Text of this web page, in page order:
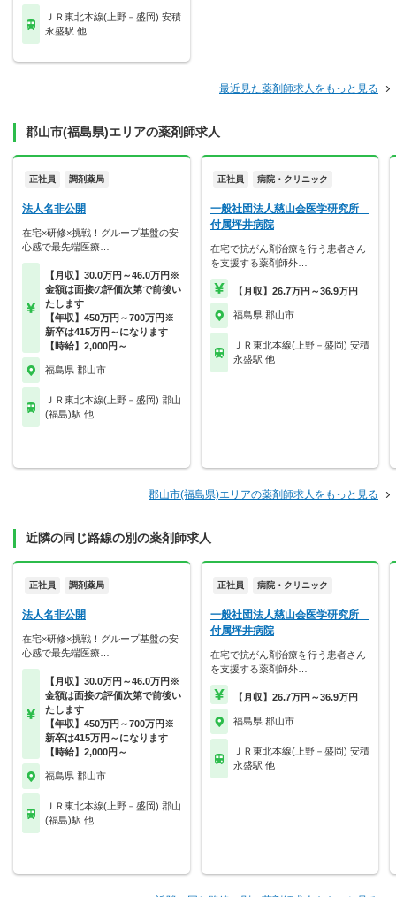
ＪＲ東北本線(上野－盛岡) 安積
永盛駅 他
最近見た薬剤師求人をもっと見る
郡山市(福島県)エリアの薬剤師求人
正社員 調剤薬局
法人名非公開
在宅×研修×挑戦！グループ基盤の安
心感で最先端医療…
【月収】30.0万円～46.0万円※
金額は面接の評価次第で前後い
たします
【年収】450万円～700万円※
新卒は415万円～になります
【時給】2,000円～
福島県 郡山市
ＪＲ東北本線(上野－盛岡) 郡山
(福島)駅 他
正社員 病院・クリニック
一般社団法人慈山会医学研究所
付属坪井病院
在宅で抗がん剤治療を行う患者さん
を支援する薬剤師外…
【月収】26.7万円～36.9万円
福島県 郡山市
ＪＲ東北本線(上野－盛岡) 安積
永盛駅 他
郡山市(福島県)エリアの薬剤師求人をもっと見る
近隣の同じ路線の別の薬剤師求人
正社員 調剤薬局
法人名非公開
在宅×研修×挑戦！グループ基盤の安
心感で最先端医療…
【月収】30.0万円～46.0万円※
金額は面接の評価次第で前後い
たします
【年収】450万円～700万円※
新卒は415万円～になります
【時給】2,000円～
福島県 郡山市
ＪＲ東北本線(上野－盛岡) 郡山
(福島)駅 他
正社員 病院・クリニック
一般社団法人慈山会医学研究所
付属坪井病院
在宅で抗がん剤治療を行う患者さん
を支援する薬剤師外…
【月収】26.7万円～36.9万円
福島県 郡山市
ＪＲ東北本線(上野－盛岡) 安積
永盛駅 他